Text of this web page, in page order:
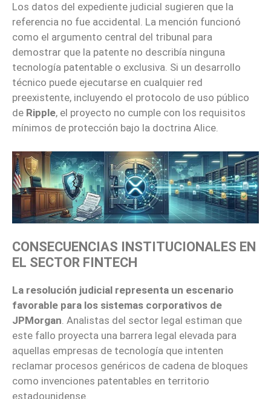
Los datos del expediente judicial sugieren que la
referencia no fue accidental. La mención funcionó
como el argumento central del tribunal para
demostrar que la patente no describía ninguna
tecnología patentable o exclusiva. Si un desarrollo
técnico puede ejecutarse en cualquier red
preexistente, incluyendo el protocolo de uso público
de Ripple, el proyecto no cumple con los requisitos
mínimos de protección bajo la doctrina Alice.
CONSECUENCIAS INSTITUCIONALES EN
EL SECTOR FINTECH
La resolución judicial representa un escenario
favorable para los sistemas corporativos de
JPMorgan . Analistas del sector legal estiman que
este fallo proyecta una barrera legal elevada para
aquellas empresas de tecnología que intenten
reclamar procesos genéricos de cadena de bloques
como invenciones patentables en territorio
estadounidense.